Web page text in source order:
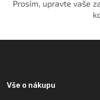
Vše o nákupu